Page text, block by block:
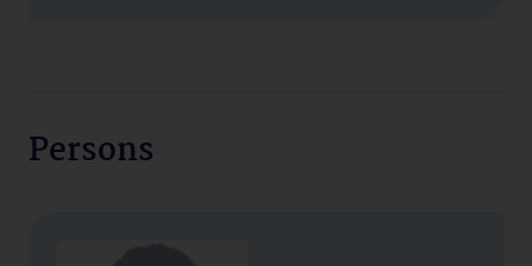
Persons